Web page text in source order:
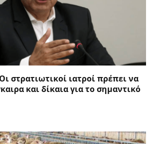
στρατιωτικοί ιατροί πρέπει να
και δίκαια για το σημαντικό